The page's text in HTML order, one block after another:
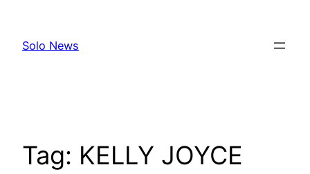
content
Solo News
Tag: KELLY JOYCE